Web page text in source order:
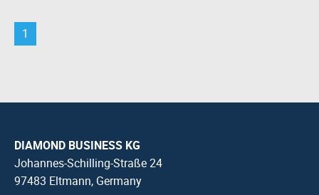
1
DIAMOND BUSINESS KG
Johannes-Schilling-Straße 24
97483 Eltmann, Germany